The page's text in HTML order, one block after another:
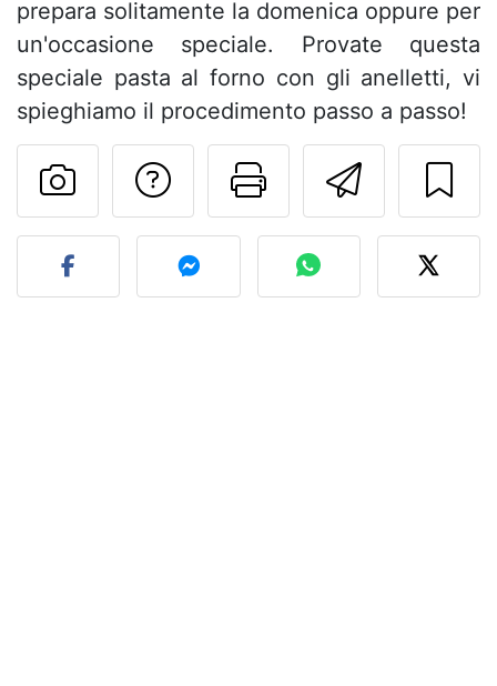
prepara solitamente la domenica oppure per
un'occasione speciale. Provate questa
speciale pasta al forno con gli anelletti, vi
spieghiamo il procedimento passo a passo!
Invia
Stampa la
Contatta l'autore
Pubblica la foto di